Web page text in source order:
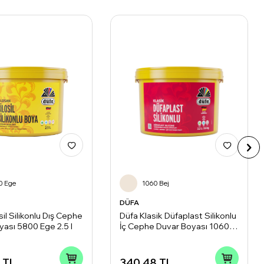
Ege
Silikonlu Dış Cephe
5800 Ege 2.5 l
1060 Bej
DÜFA
Düfa Klasik Düfaplast Silikonlu
İç Cephe Duvar Boyası 1060